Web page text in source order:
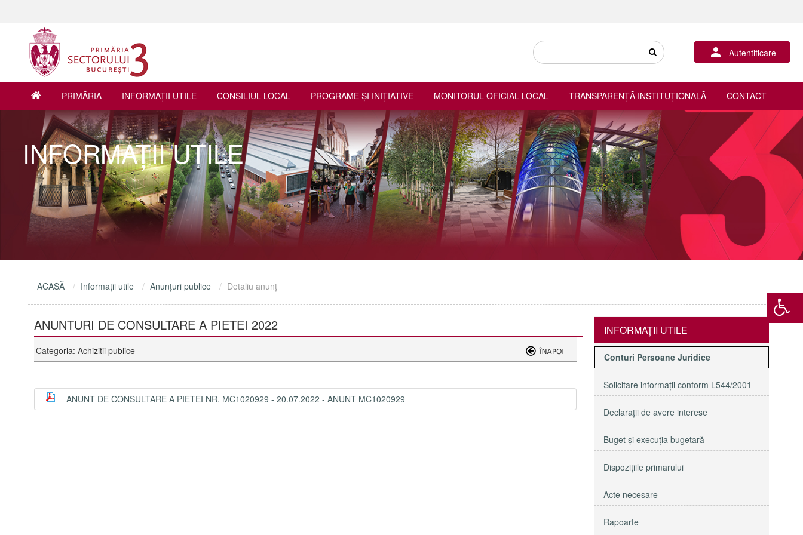
Autentificare
PRIMĂRIA INFORMAŢII UTILE CONSILIUL LOCAL PROGRAME ŞI INIŢIATIVE MONITORUL OFICIAL LOCAL TRANSPARENȚĂ INSTITUȚIONALĂ CONTACT
INFORMAŢII UTILE
ACASĂ Informaţii utile Anunţuri publice Detaliu anunţ
ANUNTURI DE CONSULTARE A PIETEI 2022
Categoria: Achizitii publice
ANUNT DE CONSULTARE A PIETEI NR. MC1020929 - 20.07.2022 - ANUNT MC1020929
INFORMAŢII UTILE
Conturi Persoane Juridice
Solicitare informaţii conform L544/2001
Declaraţii de avere interese
Buget şi execuţia bugetară
Dispoziţiile primarului
Acte necesare
Rapoarte